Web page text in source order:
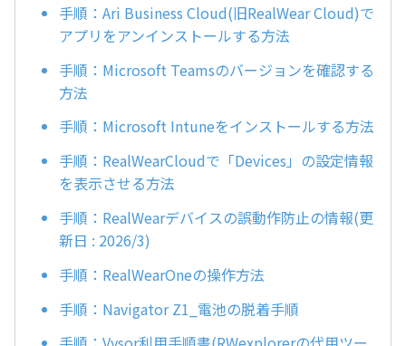
手順：Ari Business Cloud(旧RealWear Cloud)で
アプリをアンインストールする方法
手順：Microsoft Teamsのバージョンを確認する
方法
手順：Microsoft Intuneをインストールする方法
手順：RealWearCloudで「Devices」の設定情報
を表示させる方法
手順：RealWearデバイスの誤動作防止の情報(更
新日 : 2026/3)
手順：RealWearOneの操作方法
手順：Navigator Z1_電池の脱着手順